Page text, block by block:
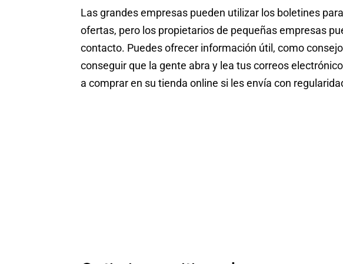
Las grandes empresas pueden utilizar los boletines
ofertas, pero los propietarios de pequeñas empresas
contacto. Puedes ofrecer información útil, como
conseguir que la gente abra y lea tus correos
a comprar en su tienda online si les envía con